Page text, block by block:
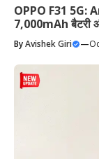
OPPO F31 5G:
7,000mAh बैटरी
ByAvishek Giri —